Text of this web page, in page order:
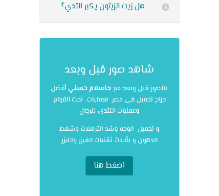
هل زيت الزيتون يكبر الثدي؟
شاهد صور قبل وبعد
بالصور قبل وبعد مع د.اسلام حسني أفضل
جراح تجميل فى مصر لعمليات نحت القوام
وعمليات التثدى للرجال
و تجميل الوجه وشد الترهلات وشفط
الدهون و بأحدث تقنيات الفيزر والليزر
اضغط هنا